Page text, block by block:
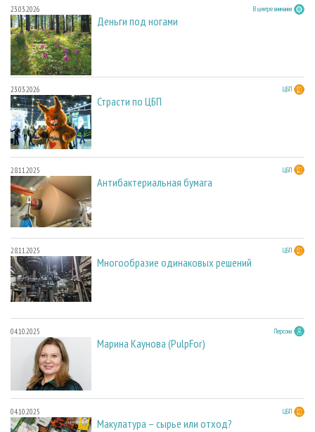
23.03.2026 В центре внимания
Деньги под ногами
23.03.2026 ЦБП
Страсти по ЦБП
28.11.2025 ЦБП
Антибактериальная бумага
28.11.2025 ЦБП
Многообразие одинаковых решений
04.10.2025 Персона
Марина Каунова (PulpFor)
04.10.2025 ЦБП
Макулатура – сырье или отход?